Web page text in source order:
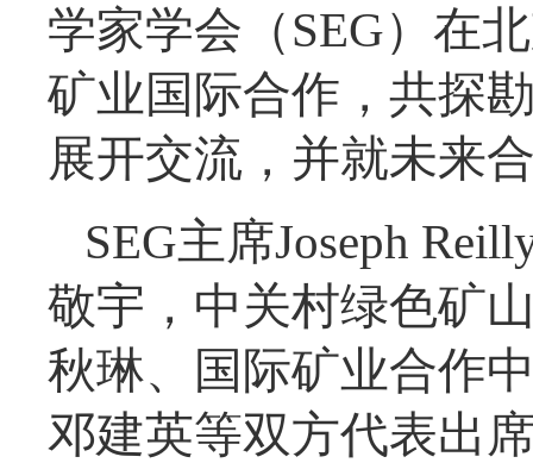
学家学会（SEG）在
矿业国际合作，共探
展开交流，并就未来
SEG主席Joseph
敬宇，中关村绿色矿
秋琳、国际矿业合作
邓建英等双方代表出